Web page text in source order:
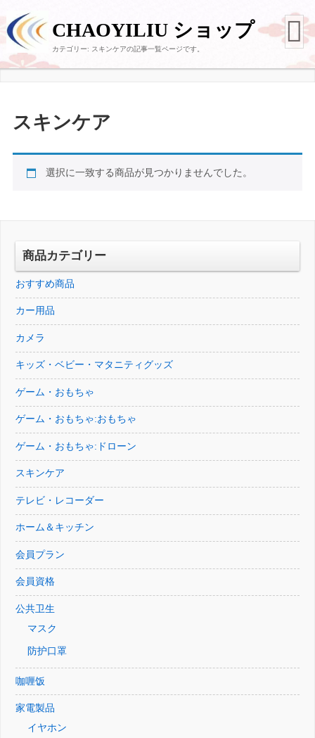
CHAOYILIU ショップ
カテゴリー: スキンケアの記事一覧ページです。
スキンケア
選択に一致する商品が見つかりませんでした。
商品カテゴリー
おすすめ商品
カー用品
カメラ
キッズ・ベビー・マタニティグッズ
ゲーム・おもちゃ
ゲーム・おもちゃ:おもちゃ
ゲーム・おもちゃ:ドローン
スキンケア
テレビ・レコーダー
ホーム＆キッチン
会員プラン
会員資格
公共卫生
マスク
防护口罩
咖喱饭
家電製品
イヤホン